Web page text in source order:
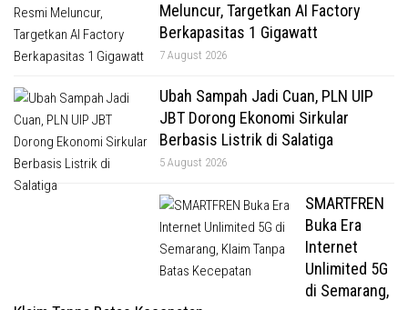
Meluncur, Targetkan AI Factory
Berkapasitas 1 Gigawatt
7 August 2026
Ubah Sampah Jadi Cuan, PLN UIP
JBT Dorong Ekonomi Sirkular
Berbasis Listrik di Salatiga
5 August 2026
SMARTFREN
Buka Era
Internet
Unlimited 5G
di Semarang,